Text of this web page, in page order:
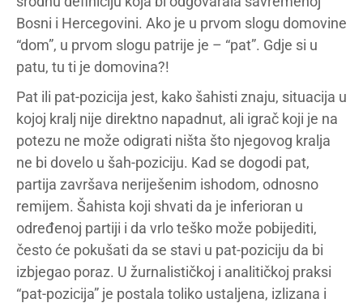
Bosni i Hercegovini. Ako je u prvom slogu domovine
“dom”, u prvom slogu patrije je – “pat”. Gdje si u
patu, tu ti je domovina?!
Pat ili pat-pozicija jest, kako šahisti znaju, situacija u
kojoj kralj nije direktno napadnut, ali igrač koji je na
potezu ne može odigrati ništa što njegovog kralja
ne bi dovelo u šah-poziciju. Kad se dogodi pat,
partija završava neriješenim ishodom, odnosno
remijem. Šahista koji shvati da je inferioran u
određenoj partiji i da vrlo teško može pobijediti,
često će pokušati da se stavi u pat-poziciju da bi
izbjegao poraz. U žurnalističkoj i analitičkoj praksi
“pat-pozicija” je postala toliko ustaljena, izlizana i